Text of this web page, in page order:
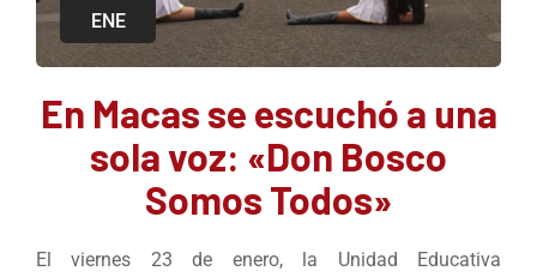
ENE
En Macas se escuchó a una
sola voz: «Don Bosco
Somos Todos»
El viernes 23 de enero, la Unidad Educativa